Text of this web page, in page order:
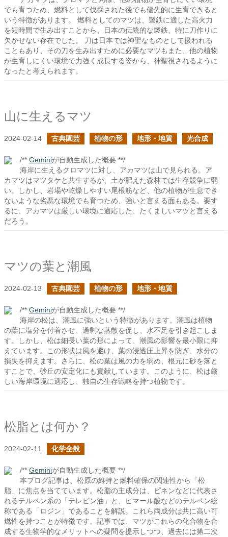
でも育つため、燃料として伐採された後でも優先的に生育できると
いう特徴があります。 燃料としてのマツは、製鉄に適した高火力
を短時間で生み出すことから、日本の伝統的な製鉄、特に刀作りに
欠かせない存在でした。 刀は日本では神聖なものとして扱われる
こともあり、その刀を生み出すために必要なマツもまた、他の植物
が生育しにくい環境で力強く成長する姿から、神聖視されるように
なったと考えられます。
山に生えるマツ
2024-02-14 古典園芸 植物の形 地形・地質 光合成
/** Geminiが自動生成した概要 **/
海岸に生えるクロマツに対し、アカマツは山で見られる。ア
カマツはマツタケと共生するが、土が肥えた森林では生存競争に弱
い。しかし、岩場や乾燥しやすい尾根筋など、他の植物が生息でき
ないような劣悪な環境でも育つため、強いと言える面もある。要す
るに、アカマツは厳しい環境に適応した、たくましいマツと言える
だろう。
マツの葉と潮風
2024-02-13 古典園芸 植物の形 地形・地質
/** Geminiが自動生成した概要 **/
海岸の松は、潮風に強いという特徴があります。潮風は植物
の葉に塩分を付着させ、過剰な蒸散を促し、水不足を引き起こしま
す。しかし、松は細長い葉の形によって、潮風の影響を最小限に抑
えています。この形状は風を避け、葉の浸透圧上昇を防ぎ、水分の
損失を抑えます。さらに、松の葉は風の力を弱め、根元に砂を落と
すことで、砂丘の安定化にも貢献しています。このように、松は厳
しい海岸環境に適応し、独自の生存戦略を持つ植物です。
松脂とは何か？
2024-02-11 化学全般
/** Geminiが自動生成した概要 **/
本ブログ記事は、松原の維持と燃料確保の関連性から「松
脂」に焦点を当てています。松脂の主成分は、ピネンなどに代表さ
れるテルペン系の「テレビン油」と、ピマール酸などのテルペン総
称である「ロジン」であることを解説。これら両成分は共に高い可
燃性を持つことが特徴です。記事では、マツがこれらの化合物を合
成する生物学的なメリットへの疑問を提示しつつ、過去には第二次